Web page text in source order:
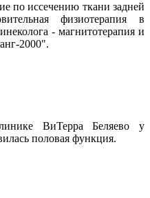
по иссечению ткани задней
физиотерапия в
- магнитотерапия и
2000".
ВиТерра Беляево у
половая функция.